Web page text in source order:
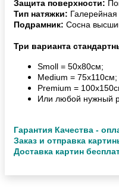
Защита поверхности:
Тип натяжки: Галерейная
Подрамник: Сосна
Три варианта
Smoll = 50х80см;
Medium = 75х110см;
Premium =
Или любой нужный
Гарантия Качества -
Заказ и отправка
Доставка картин